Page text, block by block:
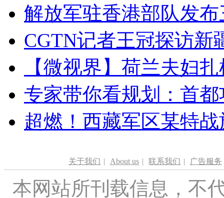
解放军驻香港部队发
CGTN记者王冠探访新
【微视界】荷兰夫妇
专家带你看规划：首
超燃！西藏军区某特
关于我们 | About us | 联系我们 | 广告服务
本网站所刊载信息，不